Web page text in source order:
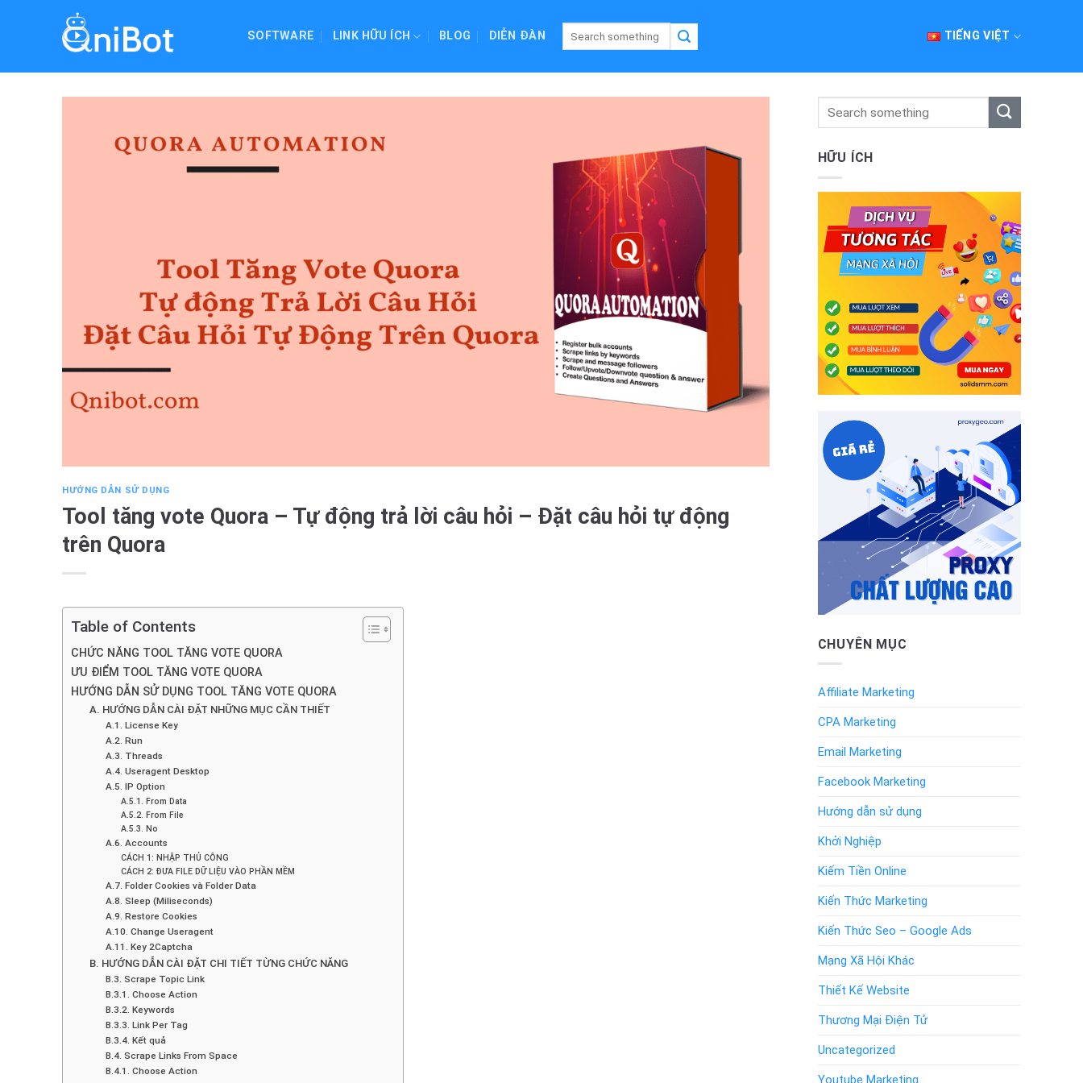
SOFTWARE LINK HỮU ÍCH BLOG DIỄN ĐÀN TIẾNG VIỆT
HƯỚNG DẪN SỬ DỤNG
Tool tăng vote Quora – Tự động trả lời câu hỏi – Đặt câu hỏi tự động
trên Quora
Table of Contents
CHỨC NĂNG TOOL TĂNG VOTE QUORA
ƯU ĐIỂM TOOL TĂNG VOTE QUORA
HƯỚNG DẪN SỬ DỤNG TOOL TĂNG VOTE QUORA
A. HƯỚNG DẪN CÀI ĐẶT NHỮNG MỤC CẦN THIẾT
A.1. License Key
A.2. Run
A.3. Threads
A.4. Useragent Desktop
A.5. IP Option
A.5.1. From Data
A.5.2. From File
A.5.3. No
A.6. Accounts
CÁCH 1: NHẬP THỦ CÔNG
CÁCH 2: ĐƯA FILE DỮ LIỆU VÀO PHẦN MỀM
A.7. Folder Cookies và Folder Data
A.8. Sleep (Miliseconds)
A.9. Restore Cookies
A.10. Change Useragent
A.11. Key 2Captcha
B. HƯỚNG DẪN CÀI ĐẶT CHI TIẾT TỪNG CHỨC NĂNG
B.3. Scrape Topic Link
B.3.1. Choose Action
B.3.2. Keywords
B.3.3. Link Per Tag
B.3.4. Kết quả
B.4. Scrape Links From Space
B.4.1. Choose Action
HỮU ÍCH
CHUYÊN MỤC
Affiliate Marketing
CPA Marketing
Email Marketing
Facebook Marketing
Hướng dẫn sử dụng
Khởi Nghiệp
Kiếm Tiền Online
Kiến Thức Marketing
Kiến Thức Seo – Google Ads
Mạng Xã Hội Khác
Thiết Kế Website
Thương Mại Điện Tử
Uncategorized
Youtube Marketing